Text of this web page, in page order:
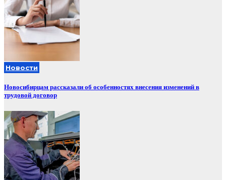
Новости
Новосибирцам рассказали об особенностях внесения изменений в
трудовой договор